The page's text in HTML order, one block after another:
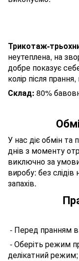
Трикотаж-
неутеплена, на
добре показує
колір після
Склад: 80%
У нас діє обмін
днів з моменту
виключно за
виробу: без
запахів.
- Перед пранням
- Оберіть режим
делікатний режим;